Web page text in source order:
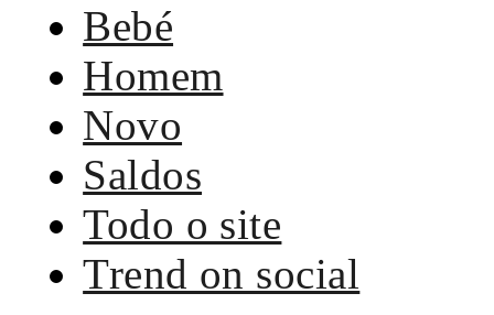
Bebé
Homem
Novo
Saldos
Todo o site
Trend on social